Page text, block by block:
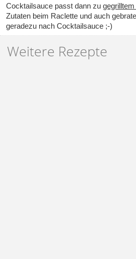
Cocktailsauce passt dann zu
Zutaten beim Raclette und auch
geradezu nach Cocktailsauce ;-)
Weitere Rezepte